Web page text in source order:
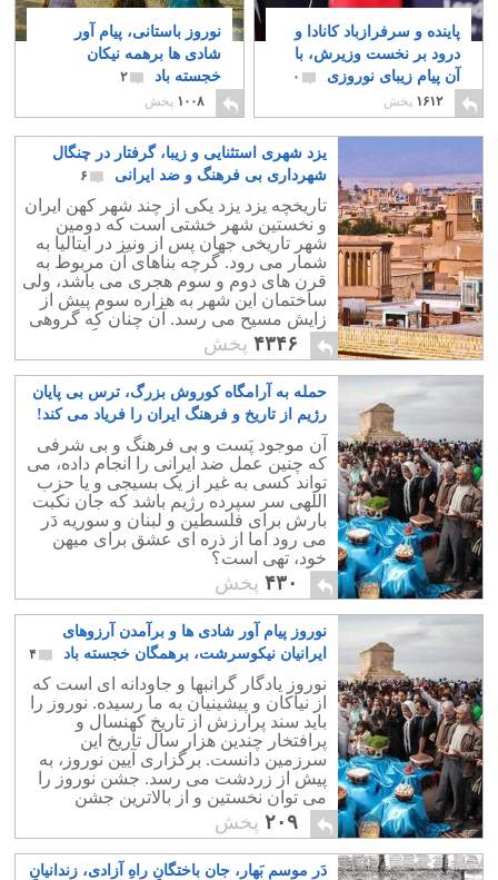
پاینده و سرفرازباد کانادا و
درود بر نخست وزیرش، با
آن پیام زیبای نوروزی
۰
۱۶۱۲ پخش
نوروز باستانی، پیام آور
شادی ها برهمه نیکان
خجسته باد
۲
۱۰۰۸ پخش
یزد شهری استثنایی و زیبا، گرفتار در چنگال
شهرداری بی فرهنگ و ضد ایرانی
۶
تاریخچه یزد یزد یکی از چند شهر کهن ایران
و نخستین شهر خشتی است که دومین
شهر تاریخی جهان پس از ونیز در ایتالیا به
شمار می رود. گرچه بناهای آن مربوط به
قرن های دوم و سوم هجری می باشد، ولی
ساختمان این شهر به هزاره سوم پیش از
زایش مسیح می رسد. آن چنان که گروهی
از پیشدادیان در این سرزمین جایگزین
شدند.
۴۳۴۶ پخش
حمله به آرامگاه کوروش بزرگ، ترس بی پایان
رژیم از تاریخ و فرهنگ ایران را فریاد می کند!
آن موجود پَست و بی فرهنگ و بی شرفی
که چنین عمل ضد ایرانی را انجام داده، می
تواند کسی به غیر از یک بسیجی و یا حزب
اللهی سر سپرده رژیم باشد که جان نکبت
بارش برای فلسطین و لبنان و سوریه دَر
می رود اما از ذره ای عشق برای میهن
خود، تهی است؟
۴۳۰ پخش
نوروز پیام آور شادی ها و برآمدن آرزوهای
ایرانیان نیکوسرشت، برهمگان خجسته باد
۴
نوروز یادگار گرانبها و جاودانه ای است که
از نیاکان و پیشینیان به ما رسیده. نوروز را
باید سند پرارزش از تاریخ کهنسال و
پرافتخار چندین هزار سال تاریخ این
سرزمین دانست. برگزاری آیین نوروز، به
پيش از زردشت می رسد. جشن نوروز را
می توان نخستین و از بالاترین جشن
شادمانی و خرسندی ملتی در پهنه تاریخ
دانست.
۲۰۹ پخش
دَر موسمِ بَهار، جان باختگانِ راهِ آزادی، زندانیانِ